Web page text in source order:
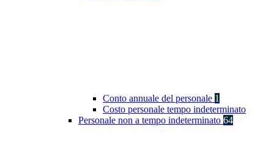
Conto annuale del personale 1
Costo personale tempo indeterminato
Personale non a tempo indeterminato 64